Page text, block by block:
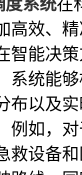
高效、
智能决
系统能
布以及
例如，
救设备